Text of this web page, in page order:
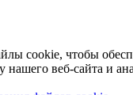
cookie, чтобы
нашего веб-сайта и